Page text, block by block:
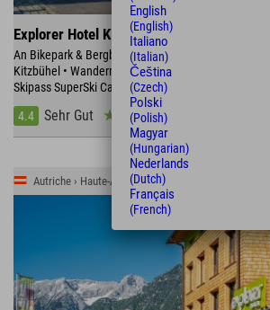
Explorer Hotel Kitzbühel
An Bikepark & Bergbahn St. Johann • nur 20 min bis
Kitzbühel • Wandern und Klettern am Wilden Kaiser •
Skipass SuperSki Card mit 2.750 Pistenkilometern
4.4
Sehr Gut
Autriche › Haute-Autriche › Stodertal
English
(English)
Italiano
(Italian)
Čeština
(Czech)
Polski
(Polish)
Magyar
(Hungarian)
Nederlands
(Dutch)
Français
(French)